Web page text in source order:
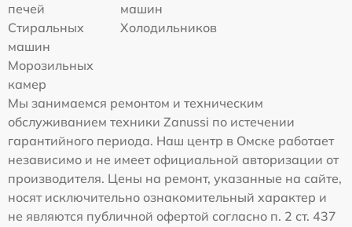
печей
машин
Стиральных
машин
Холодильников
Морозильных
камер
Мы занимаемся ремонтом и техническим
обслуживанием техники Zanussi по истечении
гарантийного периода. Наш центр в Омске работает
независимо и не имеет официальной авторизации от
производителя. Цены на ремонт, указанные на сайте,
носят исключительно ознакомительный характер и
не являются публичной офертой согласно п. 2 ст. 437